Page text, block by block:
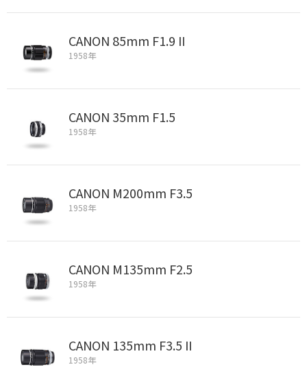
CANON 85mm F1.9 II
1958年
CANON 35mm F1.5
1958年
CANON M200mm F3.5
1958年
CANON M135mm F2.5
1958年
CANON 135mm F3.5 II
1958年